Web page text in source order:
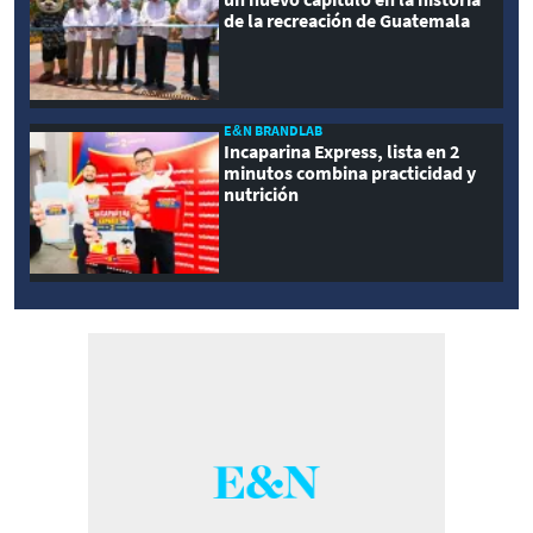
de la recreación de Guatemala
E&N BRANDLAB
Incaparina Express, lista en 2
minutos combina practicidad y
nutrición